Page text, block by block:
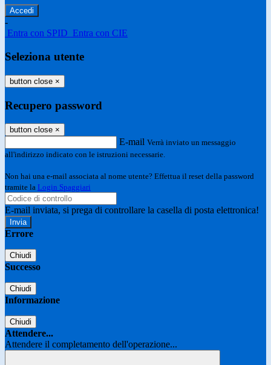
-
Entra con SPID Entra con CIE
Seleziona utente
button close ×
Recupero password
button close ×
E-mail Verrà inviato un messaggio
all'indirizzo indicato con le istruzioni necessarie.
Non hai una e-mail associata al nome utente? Effettua il reset della password
tramite la Login Spaggiari
E-mail inviata, si prega di controllare la casella di posta elettronica!
Errore
Chiudi
Successo
Chiudi
Informazione
Chiudi
Attendere...
Attendere il completamento dell'operazione...